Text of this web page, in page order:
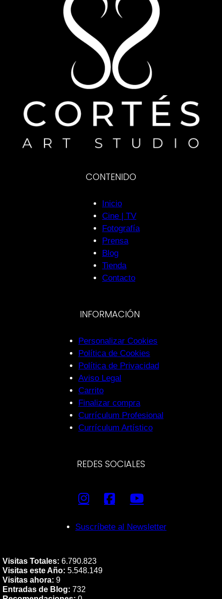
CONTENIDO
Inicio
Cine | TV
Fotografía
Prensa
Blog
Tienda
Contacto
INFORMACIÓN
Personalizar Cookies
Política de Cookies
Política de Privacidad
Aviso Legal
Carrito
Finalizar compra
Currículum Profesional
Currículum Artístico
REDES SOCIALES
Suscríbete al Newsletter
Visitas Totales: 6.790.823
Visitas este Año: 5.548.149
Visitas ahora: 9
Entradas de Blog: 732